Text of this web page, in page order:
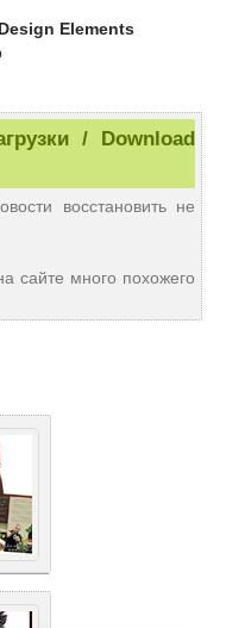
Elements
/ Download
восстановить не
сайте много похожего